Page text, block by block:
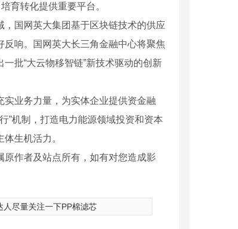
育转化提供重要平台。
国网英大集团基于区块链技术的供应
响。国网英大长三角金融中心将聚焦
批“大云物移智链”新技术驱动的创新
业务力量，为实体企业提供资金融
”机制，打造电力能源领域投资和资本
生机活力。
作者及站点所有，如有对您造成影
人尽量关注一下PP棉滤芯